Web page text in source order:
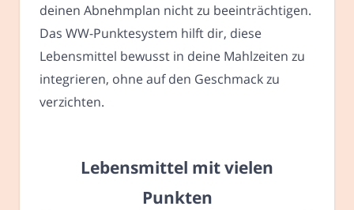
deinen Abnehmplan nicht zu beeinträchtigen.
Das WW-Punktesystem hilft dir, diese
Lebensmittel bewusst in deine Mahlzeiten zu
integrieren, ohne auf den Geschmack zu
verzichten.
Lebensmittel mit vielen
Punkten